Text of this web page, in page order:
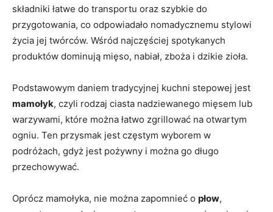
składniki łatwe do transportu oraz szybkie ⁤do
przygotowania, co⁢ odpowiadało ‍nomadycznemu stylowi
życia ‌jej twórców. Wśród najczęściej ⁢spotykanych
produktów ​dominują mięso, nabiał, zboża i dzikie‌ zioła.
Podstawowym daniem tradycyjnej kuchni ⁤stepowej jest
mamołyk, czyli‌ rodzaj ciasta nadziewanego mięsem lub
warzywami, które ‍można łatwo zgrillować na otwartym⁤
ogniu. Ten przysmak jest częstym wyborem ⁣w
podróżach, gdyż jest pożywny i można go długo
przechowywać.
Oprócz mamołyka, nie można⁤ zapomnieć o płow,